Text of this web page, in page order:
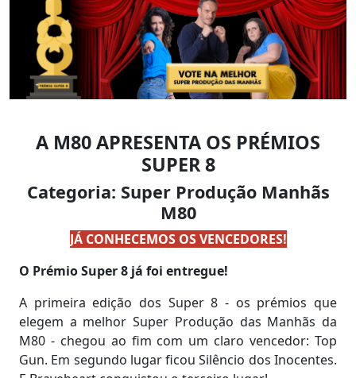
A M80 APRESENTA OS PRÉMIOS
SUPER 8
Categoria: Super Produção Manhãs
M80
JÁ CONHECEMOS OS VENCEDORES!
O Prémio Super 8 já foi entregue!
A primeira edição dos Super 8 - os prémios que
elegem a melhor Super Produção das Manhãs da
M80 - chegou ao fim com um claro vencedor: Top
Gun. Em segundo lugar ficou Silêncio dos Inocentes.